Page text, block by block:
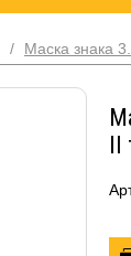
/ Маска знака
II